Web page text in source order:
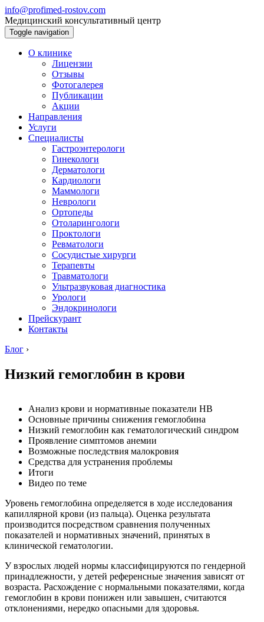
info@profimed-rostov.com
Медицинский консультативный центр
Toggle navigation
О клинике
Лицензии
Отзывы
Фотогалерея
Публикации
Акции
Направления
Услуги
Специалисты
Гастроэнтерологи
Гинекологи
Дерматологи
Кардиологи
Маммологи
Неврологи
Ортопеды
Отоларингологи
Проктологи
Ревматологи
Сосудистые хирурги
Терапевты
Травматологи
Ультразвуковая диагностика
Урологи
Эндокринологи
Прейскурант
Контакты
Блог ›
Низкий гемоглобин в крови
Анализ крови и нормативные показатели НВ
Основные причины снижения гемоглобина
Низкий гемоглобин как гематологический синдром
Проявление симптомов анемии
Возможные последствия малокровия
Средства для устранения проблемы
Итоги
Видео по теме
Уровень гемоглобина определяется в ходе исследования
капиллярной крови (из пальца). Оценка результата
производится посредством сравнения полученных
показателей и нормативных значений, принятых в
клинической гематологии.
У взрослых людей нормы классифицируются по гендерной
принадлежности, у детей референсные значения зависят от
возраста. Расхождение с нормальными показателями, когда
гемоглобин в крови понижен или завышен, считаются
отклонениями, нередко опасными для здоровья.